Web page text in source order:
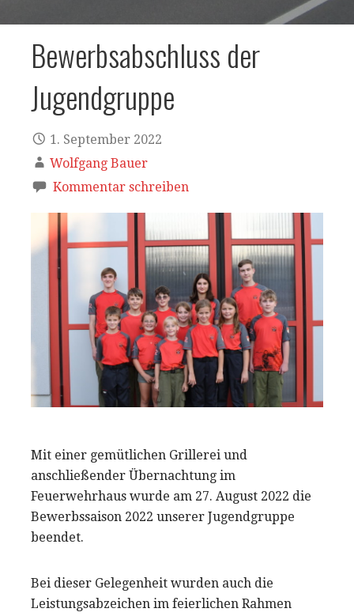
Bewerbsabschluss der
Jugendgruppe
1. September 2022
Wolfgang Bauer
Kommentar schreiben
Mit einer gemütlichen Grillerei und
anschließender Übernachtung im
Feuerwehrhaus wurde am 27. August 2022 die
Bewerbssaison 2022 unserer Jugendgruppe
beendet.
Bei dieser Gelegenheit wurden auch die
Leistungsabzeichen im feierlichen Rahmen